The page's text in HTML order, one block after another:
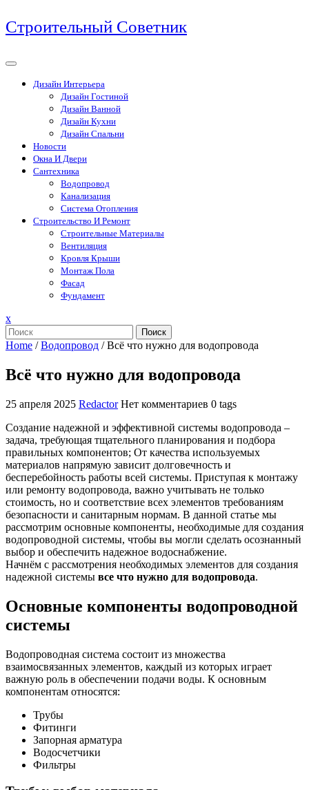
Перейти
к
Строительный Советник
Дизайн Интерьера
Дизайн Гостиной
Дизайн Ванной
Дизайн Кухни
Дизайн Спальни
Новости
Окна И Двери
Сантехника
Водопровод
Канализация
Система Отопления
Строительство И Ремонт
Строительные Материалы
Вентиляция
Кровля Крыши
Монтаж Пола
Фасад
Фундамент
xЗакрыть
меню
Поиск
Home /Водопровод /Всё что нужно для водопровода
Всё что нужно для водопровода
25 апреля 2025 Redactor Нет комментариев 0 tags
Создание надежной и эффективной системы водопровода –
задача, требующая тщательного планирования и подбора
правильных компонентов; От качества используемых
материалов напрямую зависит долговечность и
бесперебойность работы всей системы. Приступая к монтажу
или ремонту водопровода, важно учитывать не только
стоимость, но и соответствие всех элементов требованиям
безопасности и санитарным нормам. В данной статье мы
рассмотрим основные компоненты, необходимые для создания
водопроводной системы, чтобы вы могли сделать осознанный
выбор и обеспечить надежное водоснабжение.
Начнём с рассмотрения необходимых элементов для создания
надежной системы все что нужно для водопровода.
Основные компоненты водопроводной
системы
Водопроводная система состоит из множества
взаимосвязанных элементов, каждый из которых играет
важную роль в обеспечении подачи воды. К основным
компонентам относятся:
Трубы
Фитинги
Запорная арматура
Водосчетчики
Фильтры